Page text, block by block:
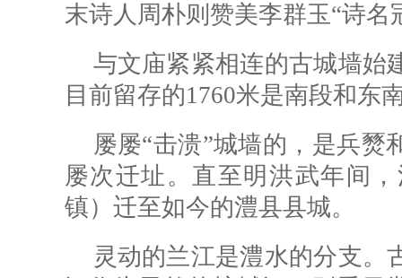
末诗人周朴则赞美李群玉“诗名
与文庙紧紧相连的古城墙始
目前留存的1760米是南段和东
屡屡“击溃”城墙的，是兵燹
屡次迁址。直至明洪武年间
镇）迁至如今的澧县县城。
灵动的兰江是澧水的分支。